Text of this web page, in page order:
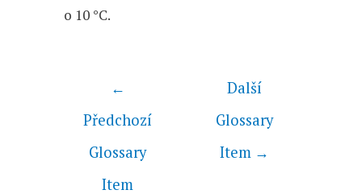
o 10 °C.
←
Předchozí
Glossary
Item
Další
Glossary
Item →